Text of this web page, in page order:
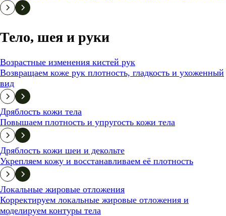
Тело, шея и руки
Возрастные изменения кистей рук
Возвращаем коже рук плотность, гладкость и ухоженный
вид
Дряблость кожи тела
Повышаем плотность и упругость кожи тела
Дряблость кожи шеи и декольте
Укрепляем кожу и восстанавливаем её плотность
Локальные жировые отложения
Корректируем локальные жировые отложения и
моделируем контуры тела